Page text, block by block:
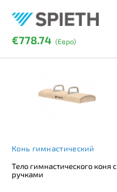
€778.74 (Евро)
Конь гимнастический
Тело гимнастического коня с
ручками